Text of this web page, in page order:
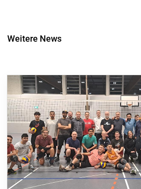
Weitere News